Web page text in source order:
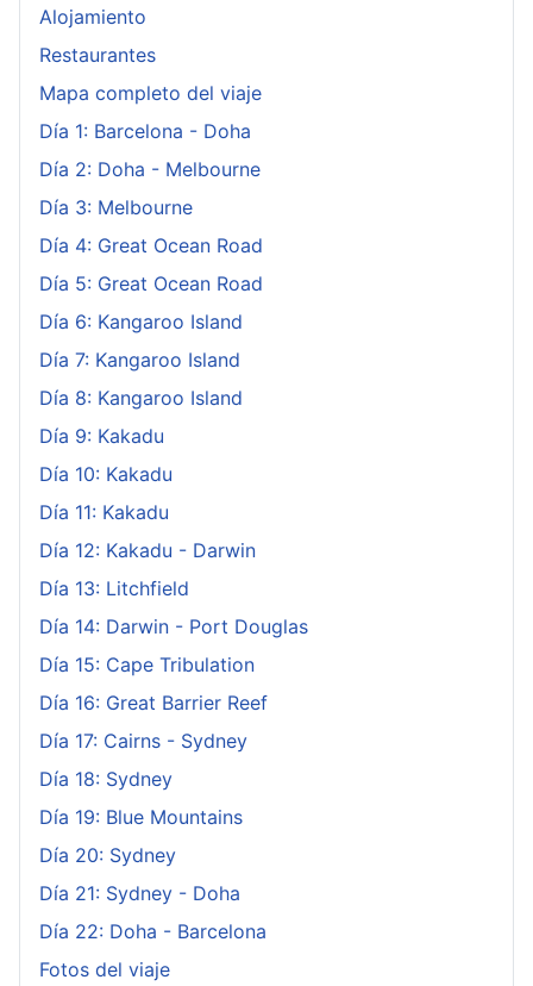
Alojamiento
Restaurantes
Mapa completo del viaje
Día 1: Barcelona - Doha
Día 2: Doha - Melbourne
Día 3: Melbourne
Día 4: Great Ocean Road
Día 5: Great Ocean Road
Día 6: Kangaroo Island
Día 7: Kangaroo Island
Día 8: Kangaroo Island
Día 9: Kakadu
Día 10: Kakadu
Día 11: Kakadu
Día 12: Kakadu - Darwin
Día 13: Litchfield
Día 14: Darwin - Port Douglas
Día 15: Cape Tribulation
Día 16: Great Barrier Reef
Día 17: Cairns - Sydney
Día 18: Sydney
Día 19: Blue Mountains
Día 20: Sydney
Día 21: Sydney - Doha
Día 22: Doha - Barcelona
Fotos del viaje